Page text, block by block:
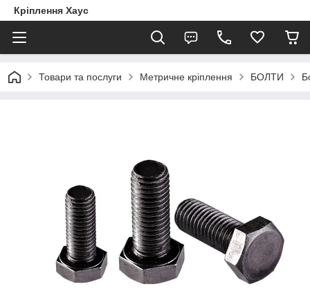
Кріплення Хаус
Товари та послуги Метричне кріплення БОЛТИ